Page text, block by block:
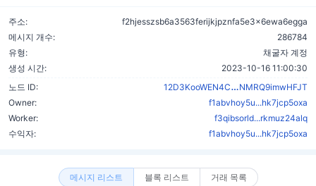
주소:
f2hjesszsb6a3563ferijkjpznfa5e3x6ewa6egga
메시지 개수:
286784
유형:
채굴자 계정
생성 시간:
2023-10-16 11:00:30
노드 ID:
12D3KooWEN4C
NMRQ9imwHFJT
Owner:
f1abvhoy5u...hk7jcp5oxa
Worker:
f3qibsorld...rkmuz24alq
수익자:
f1abvhoy5u...hk7jcp5oxa
메시지 리스트 블록 리스트 거래 목록